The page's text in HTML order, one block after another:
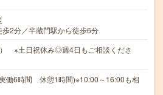
2分／半蔵門駅から徒歩6分
※土日祝休み◎週4日もご相談くださ
働6時間 休憩1時間)※10:00～16:00も相